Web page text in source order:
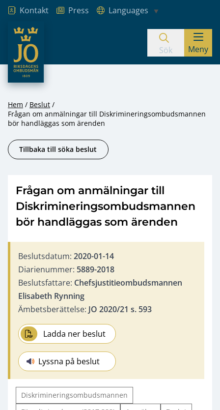
Hoppa till innehåll
Kontakt Press
Languages
JO – Riksdagens Ombudsmän
Sök Meny
Hem
Beslut
Frågan om anmälningar till Diskrimineringsombudsmannen
bör handläggas som ärenden
Tillbaka till söka beslut
Frågan om anmälningar till
Diskrimineringsombudsmannen
bör handläggas som ärenden
Beslutsdatum: 2020-01-14
Diarienummer: 5889-2018
Beslutsfattare: Chefsjustitieombudsmannen
Elisabeth Rynning
Ämbetsberättelse: JO 2020/21 s. 593
Ladda ner beslut
Lyssna på beslut
Diskrimineringsombudsmannen